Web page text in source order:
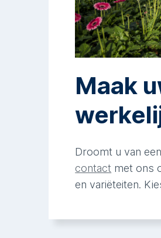
Maak
Droomt u van
contact met ons
en variëteiten.